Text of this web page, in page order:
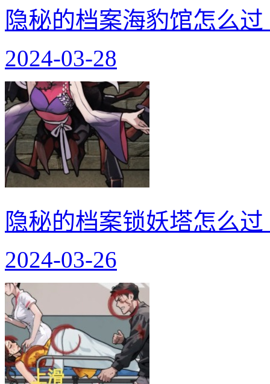
隐秘的档案海豹馆怎么
2024-03-28
隐秘的档案锁妖塔怎么
2024-03-26